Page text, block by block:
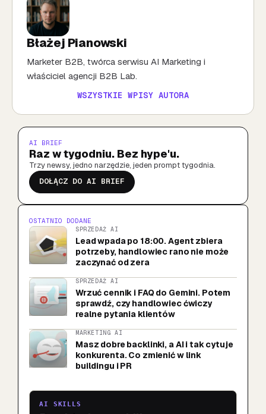
Błażej Pianowski
Marketer B2B, twórca serwisu AI Marketing i
właściciel agencji B2B Lab.
WSZYSTKIE WPISY AUTORA
AI BRIEF
Raz w tygodniu. Bez hype'u.
Trzy newsy, jedno narzędzie, jeden prompt tygodnia.
DOŁĄCZ DO AI BRIEF
OSTATNIO DODANE
SPRZEDAŻ AI
Lead wpada po 18:00. Agent zbiera
potrzeby, handlowiec rano nie może
zaczynać od zera
SPRZEDAŻ AI
Wrzuć cennik i FAQ do Gemini. Potem
sprawdź, czy handlowiec ćwiczy
realne pytania klientów
MARKETING AI
Masz dobre backlinki, a AI i tak cytuje
konkurenta. Co zmienić w link
buildingu i PR
AI SKILLS